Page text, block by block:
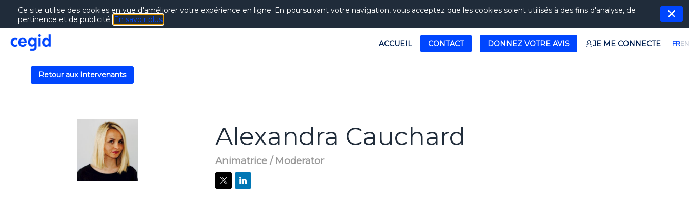
ACCUEIL CONTACT DONNEZ VOTRE AVIS JE ME CONNECTE FREN
Retour aux Intervenants
AC Alexandra Cauchard
Animatrice / Moderator
Ce site utilise des cookies en vue d'améliorer votre expérience en ligne. En poursuivant votre navigation, vous acceptez que les cookies soient utilisés à des fins d'analyse, de
pertinence et de publicité. En savoir plus